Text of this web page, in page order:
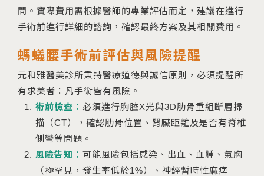
間。實際費用需根據醫師的專業評估而定，建議在進行
手術前進行詳細的諮詢，確認最終方案及其相關費用。
螞蟻腰手術前評估與風險提醒
元和雅醫美診所秉持醫療道德與誠信原則，必須提醒所
有求美者：凡手術皆有風險。
術前檢查： 必須進行胸腔X光與3D肋骨重組斷層掃
描（CT），確認肋骨位置、腎臟距離及是否有脊椎
側彎等問題。
風險告知： 可能風險包括感染、出血、血腫、氣胸
（極罕見，發生率低於1%）、神經暫時性麻痺